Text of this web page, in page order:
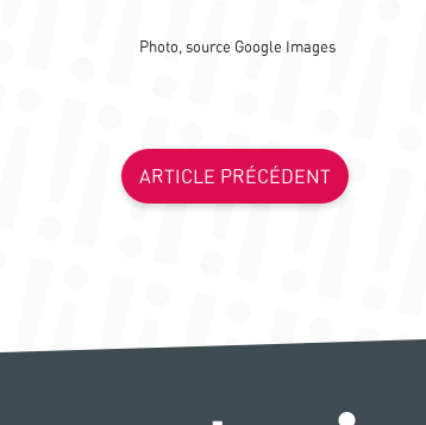
Photo, source Google Images
ARTICLE PRÉCÉDENT